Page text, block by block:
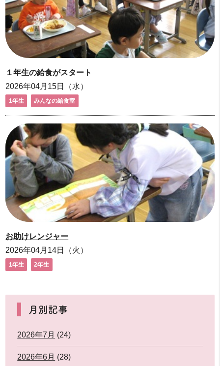
１年生の給食がスタート
2026年04月15日（水）
1年生 みんなの給食室
お助けレンジャー
2026年04月14日（火）
1年生 2年生
月別記事
2026年7月 (24)
2026年6月 (28)